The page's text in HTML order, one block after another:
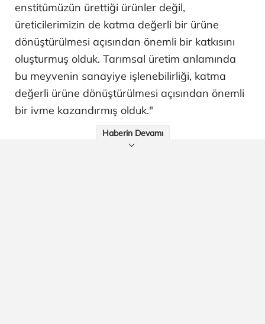
enstitümüzün ürettiği ürünler değil,
üreticilerimizin de katma değerli bir ürüne
dönüştürülmesi açısından önemli bir katkısını
oluşturmuş olduk. Tarımsal üretim anlamında
bu meyvenin sanayiye işlenebilirliği, katma
değerli ürüne dönüştürülmesi açısından önemli
bir ivme kazandırmış olduk."
Haberin Devamı